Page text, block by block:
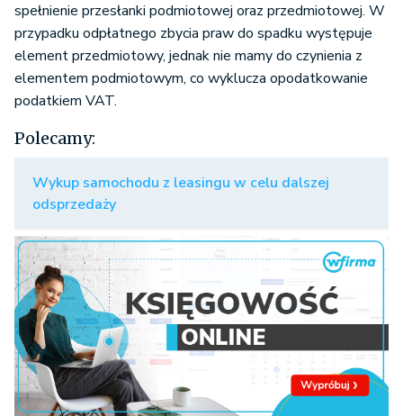
spełnienie przesłanki podmiotowej oraz przedmiotowej. W
przypadku odpłatnego zbycia praw do spadku występuje
element przedmiotowy, jednak nie mamy do czynienia z
elementem podmiotowym, co wyklucza opodatkowanie
podatkiem VAT.
Polecamy:
Wykup samochodu z leasingu w celu dalszej
odsprzedaży